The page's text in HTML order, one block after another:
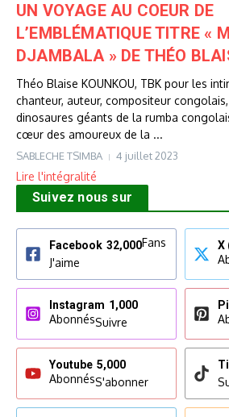
UN VOYAGE AU COEUR DE
L’EMBLÉMATIQUE TITRE «
DJAMBALA » DE THÉO
Théo Blaise KOUNKOU, TBK pour les
chanteur, auteur, compositeur
dinosaures géants de la rumba
cœur des amoureux de la ...
SABLECHE TSIMBA 4 juillet 2023
Lire l'intégralité
Suivez nous sur
Facebook 32,000Fans
J'aime
X
Instagram 1,000
AbonnésSuivre
Youtube 5,000
AbonnésS'abonner